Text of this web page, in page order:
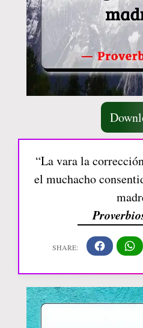
“La vara la
el muchacho